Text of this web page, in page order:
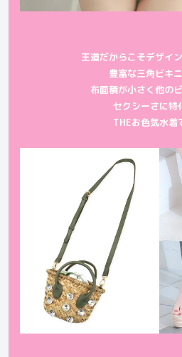
王道だからこそデザイ
豊富な三角ビキ
布面積が小さく他の
セクシーさに特
THEお色気水